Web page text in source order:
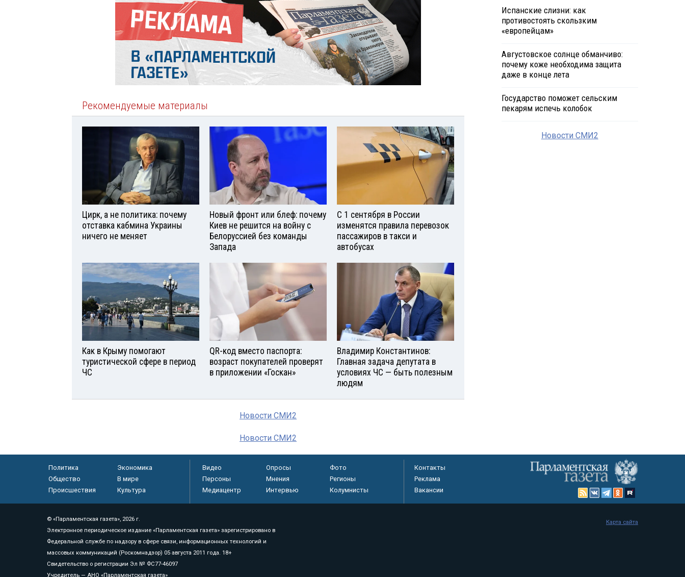
Рекомендуемые материалы
Цирк, а не политика: почему
отставка кабмина Украины
ничего не меняет
Новый фронт или блеф: почему
Киев не решится на войну с
Белоруссией без команды
Запада
С 1 сентября в России
изменятся правила перевозок
пассажиров в такси и
автобусах
Как в Крыму помогают
туристической сфере в период
ЧС
QR-код вместо паспорта:
возраст покупателей проверят
в приложении «Госкан»
Владимир Константинов:
Главная задача депутата в
условиях ЧС — быть полезным
людям
Новости СМИ2
Новости СМИ2
Испанские слизни: как
противостоять скользким
«европейцам»
Августовское солнце обманчиво:
почему коже необходима защита
даже в конце лета
Государство поможет сельским
пекарям испечь колобок
Новости СМИ2
Политика
Экономика
Общество
В мире
Происшествия
Культура
Видео Опросы
Фото
Персоны
Мнения
Регионы
Медиацентр
Интервью Колумнисты
Контакты
Реклама
Вакансии
© «Парламентская газета», 2026 г.
Электронное периодическое издание «Парламентская газета» зарегистрировано в
Федеральной службе по надзору в сфере связи, информационных технологий и
массовых коммуникаций (Роскомнадзор) 05 августа 2011 года. 18+
Свидетельство о регистрации Эл № ФС77-46097
Учредитель — АНО «Парламентская газета»
Карта сайта